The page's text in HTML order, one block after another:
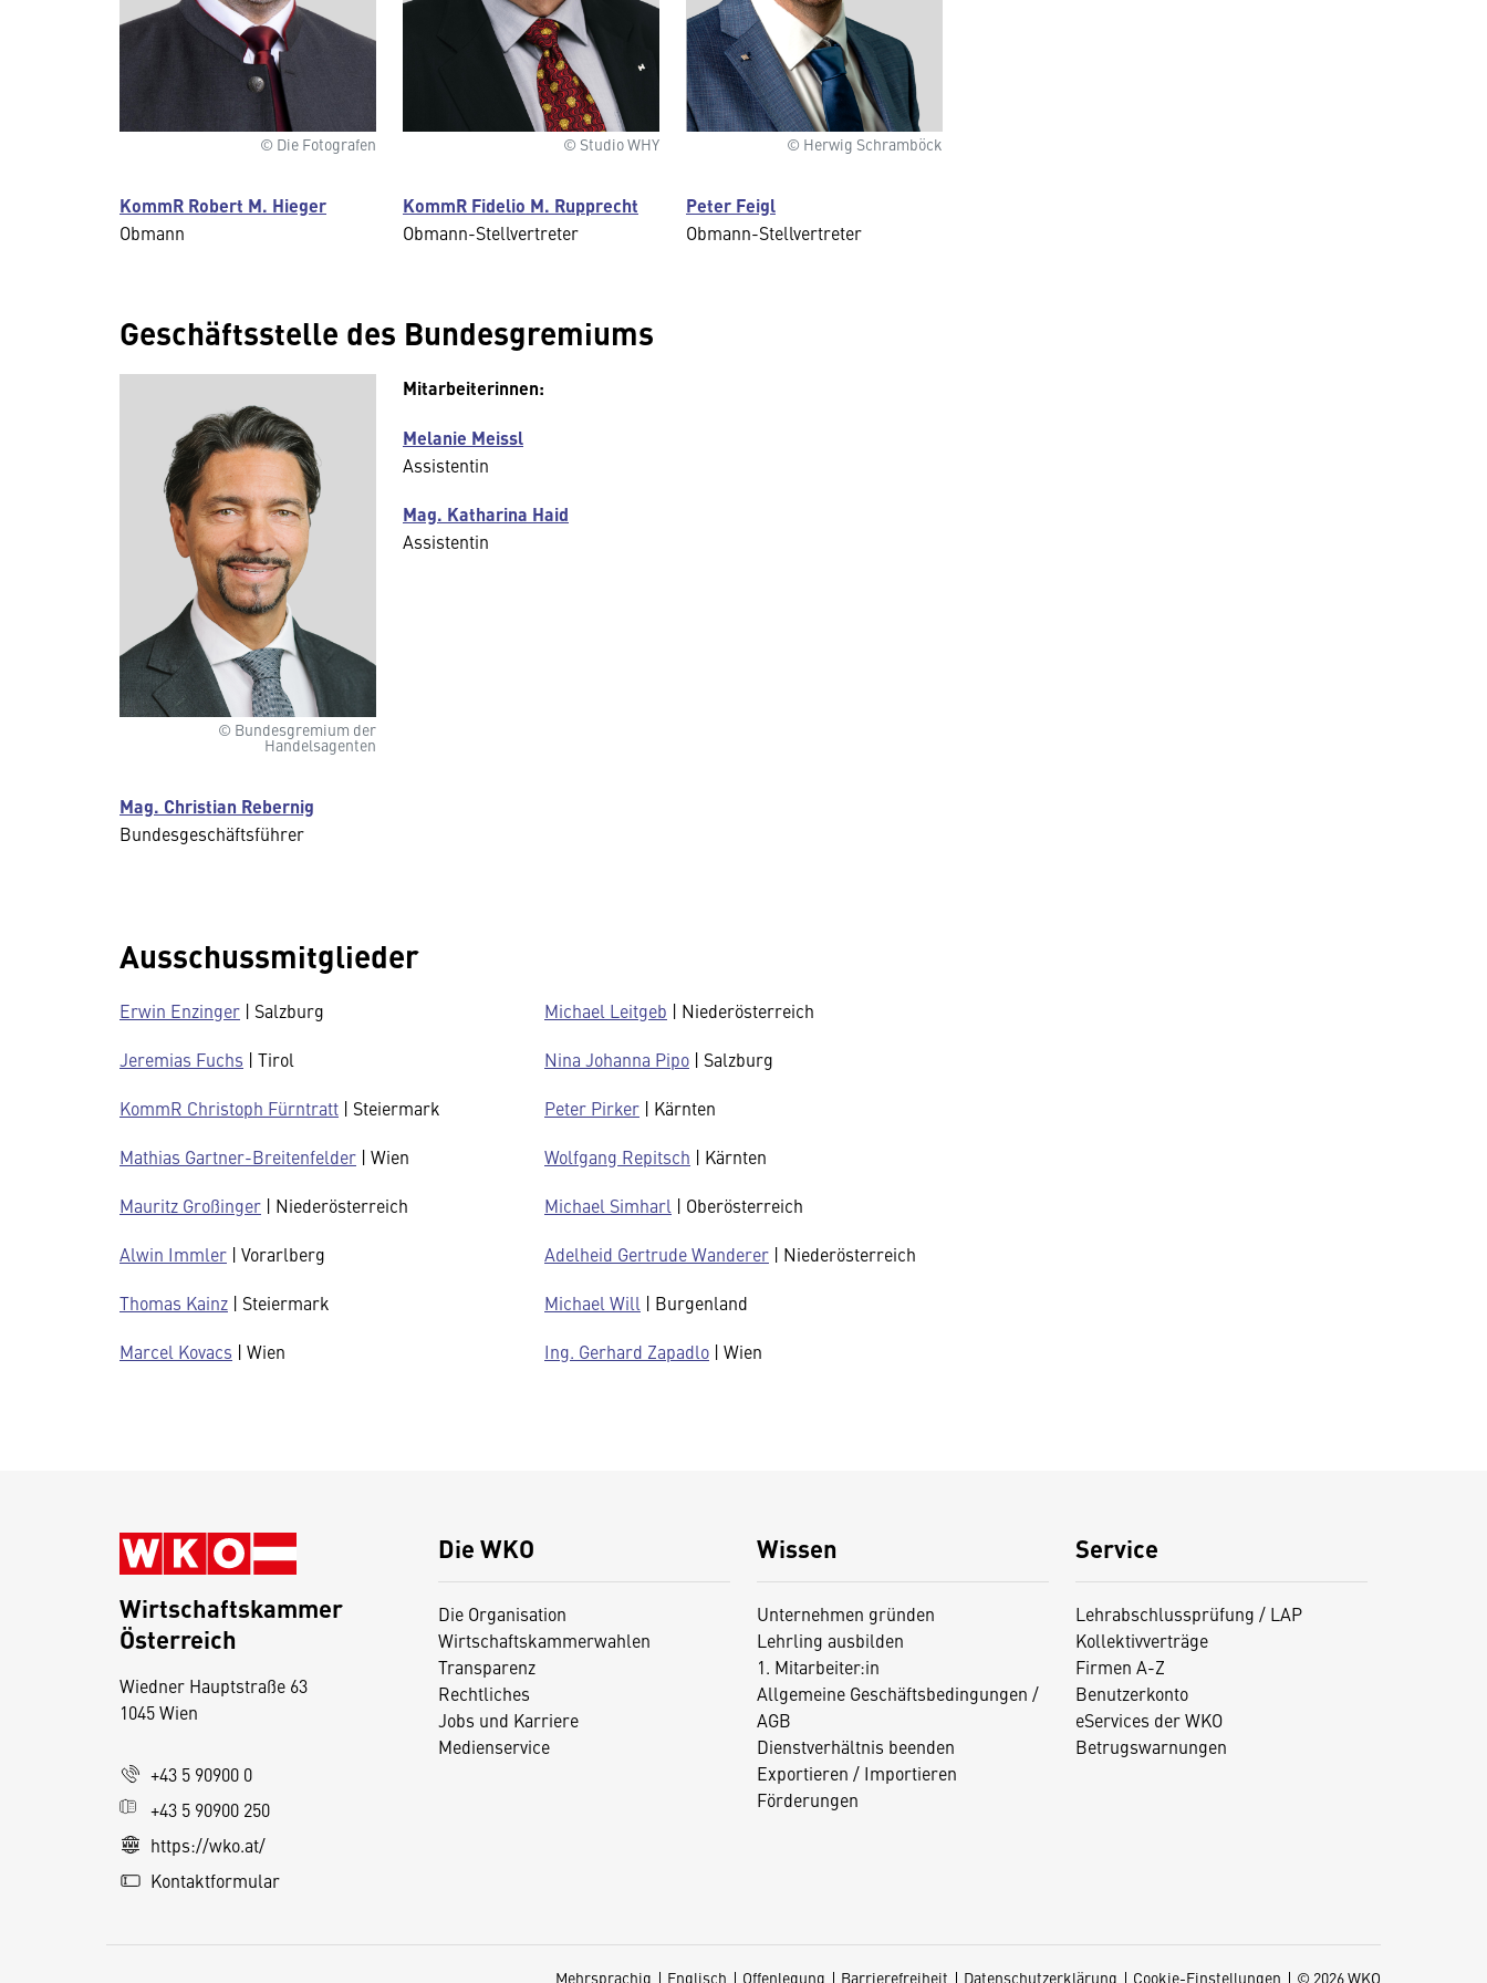
© Die Fotografen
KommR Robert M. Hieger
Obmann
© Studio WHY
KommR Fidelio M. Rupprecht
Obmann-Stellvertreter
© Herwig Schramböck
Peter Feigl
Obmann-Stellvertreter
Geschäftsstelle des Bundesgremiums
© Bundesgremium der
Handelsagenten
Mag. Christian Rebernig
Bundesgeschäftsführer
Mitarbeiterinnen:
Melanie Meissl
Assistentin
Mag. Katharina Haid
Assistentin
Ausschussmitglieder
Erwin Enzinger | Salzburg
Jeremias Fuchs | Tirol
KommR Christoph Fürntratt | Steiermark
Mathias Gartner-Breitenfelder | Wien
Mauritz Großinger | Niederösterreich
Alwin Immler | Vorarlberg
Thomas Kainz | Steiermark
Marcel Kovacs | Wien
Michael Leitgeb | Niederösterreich
Nina Johanna Pipo | Salzburg
Peter Pirker | Kärnten
Wolfgang Repitsch | Kärnten
Michael Simharl | Oberösterreich
Adelheid Gertrude Wanderer | Niederösterreich
Michael Will | Burgenland
Ing. Gerhard Zapadlo | Wien
Die WKO
Die Organisation
Wirtschaftskammerwahlen
Transparenz
Rechtliches
Jobs und Karriere
Medienservice
Wissen
Unternehmen gründen
Lehrling ausbilden
1. Mitarbeiter:in
Allgemeine Geschäftsbedingungen /
AGB
Dienstverhältnis beenden
Exportieren / Importieren
Förderungen
Service
Lehrabschlussprüfung / LAP
Kollektivverträge
Firmen A-Z
Benutzerkonto
eServices der WKO
Betrugswarnungen
Wirtschaftskammer
Österreich
Wiedner Hauptstraße 63
1045 Wien
+43 5 90900 0
+43 5 90900 250
https://wko.at/
Kontaktformular
Mehrsprachig Englisch Offenlegung Barrierefreiheit Datenschutzerklärung Cookie-Einstellungen © 2026 WKO